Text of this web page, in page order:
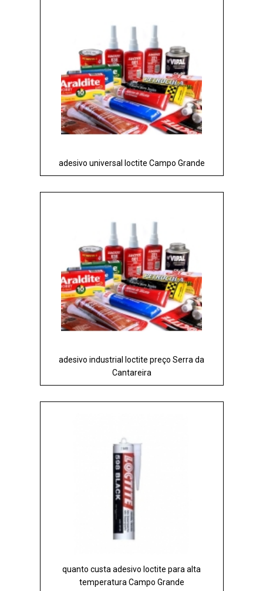
adesivo universal loctite Campo Grande
adesivo industrial loctite preço Serra da
Cantareira
quanto custa adesivo loctite para alta
temperatura Campo Grande